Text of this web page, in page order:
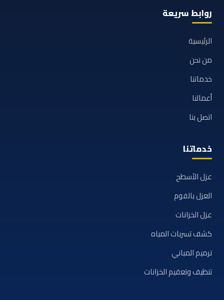
روابط سريعة
الرئيسية
من نحن
خدماتنا
أعمالنا
اتصل بنا
خدماتنا
عزل الأسطح
العزل بالفوم
عزل الخزانات
كشف تسربات المياه
ترميم المباني
تنظيف وتعقيم الخزانات